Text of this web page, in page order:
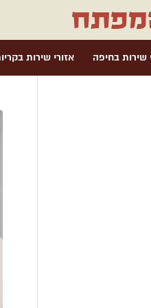
שירות בחיפה אזורי שירות